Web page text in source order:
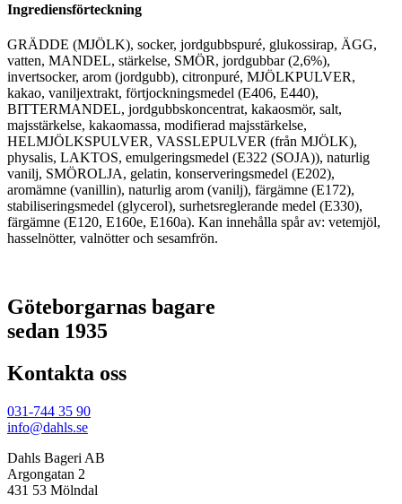
Ingrediensförteckning
GRÄDDE (MJÖLK), socker, jordgubbspuré, glukossirap, ÄGG,
vatten, MANDEL, stärkelse, SMÖR, jordgubbar (2,6%),
invertsocker, arom (jordgubb), citronpuré, MJÖLKPULVER,
kakao, vaniljextrakt, förtjockningsmedel (E406, E440),
BITTERMANDEL, jordgubbskoncentrat, kakaosmör, salt,
majsstärkelse, kakaomassa, modifierad majsstärkelse,
HELMJÖLKSPULVER, VASSLEPULVER (från MJÖLK),
physalis, LAKTOS, emulgeringsmedel (E322 (SOJA)), naturlig
vanilj, SMÖROLJA, gelatin, konserveringsmedel (E202),
aromämne (vanillin), naturlig arom (vanilj), färgämne (E172),
stabiliseringsmedel (glycerol), surhetsreglerande medel (E330),
färgämne (E120, E160e, E160a). Kan innehålla spår av: vetemjöl,
hasselnötter, valnötter och sesamfrön.
Göteborgarnas bagare
sedan 1935
Kontakta oss
031-744 35 90
info@dahls.se
Dahls Bageri AB
Argongatan 2
431 53 Mölndal